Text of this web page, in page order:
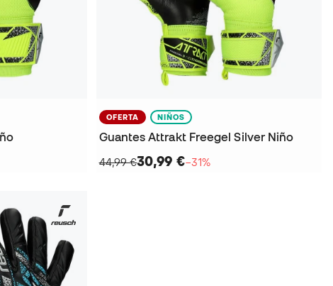
OFERTA NIÑOS
Guantes Attrakt Freegel Silver Niño
44,99 €30,99 €−31%